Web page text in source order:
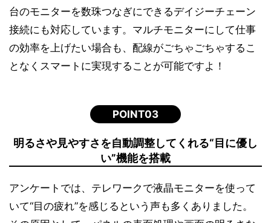
台のモニターを数珠つなぎにできるデイジーチェーン
接続にも対応しています。マルチモニターにして仕事
の効率を上げたい場合も、配線がごちゃごちゃするこ
となくスマートに実現することが可能ですよ！
POINT03
明るさや見やすさを自動調整してくれる“目に優し
い”機能を搭載
アンケートでは、テレワークで液晶モニターを使って
いて“目の疲れ”を感じるという声も多くありました。